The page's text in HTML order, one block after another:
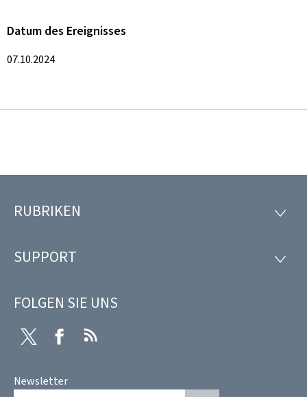
Datum des Ereignisses
07.10.2024
Footer
RUBRIKEN
SUPPORT
FOLGEN SIE UNS
Twitter Facebook
Newsletter